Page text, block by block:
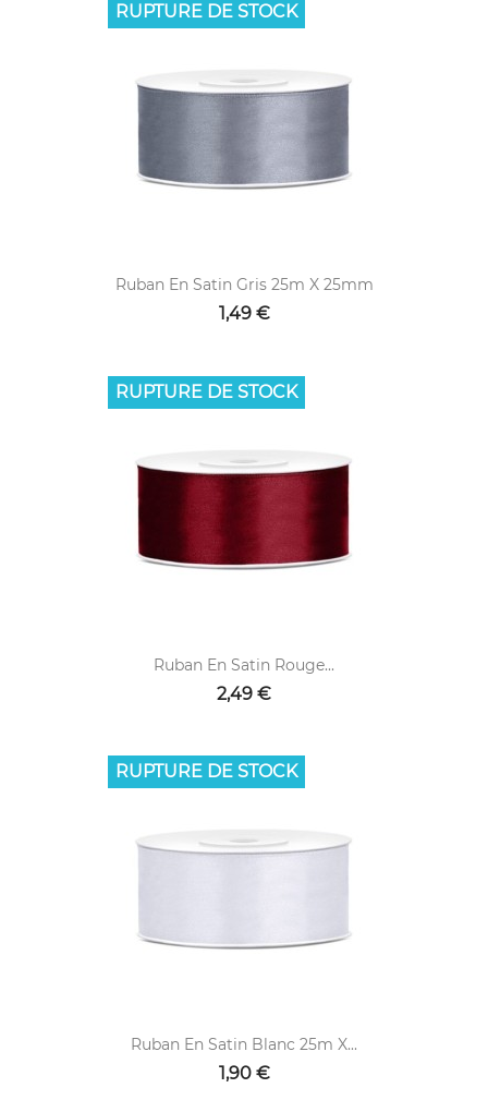
Ruban En Satin Gris 25m X 25mm
1,49 €
RUPTURE DE STOCK
Ruban En Satin Rouge...
2,49 €
RUPTURE DE STOCK
Ruban En Satin Blanc 25m X...
1,90 €
RUPTURE DE STOCK